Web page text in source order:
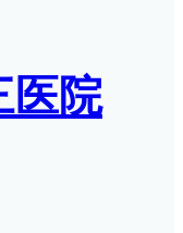
医院